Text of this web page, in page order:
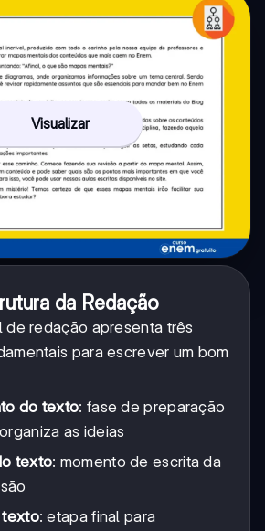
Visualizar
da Redação
de redação apresenta três
para escrever um bom
do texto: fase de preparação
as ideias
texto: momento de escrita da
texto: etapa final para